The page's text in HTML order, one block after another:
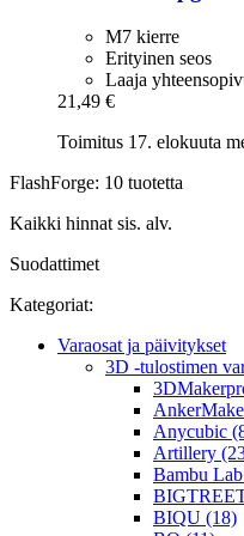
M7 kierre
Erityinen seos
Laaja
21,49 €
Toimitus 17. elokuuta
FlashForge: 10 tuotetta
Kaikki hinnat sis. alv.
Suodattimet
Kategoriat:
Varaosat ja päivitykset
3D -tulostimen
Anycubic
Artillery
Bambu
BIQU (18)